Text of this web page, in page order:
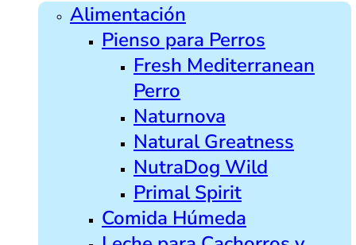
Alimentación
Pienso para Perros
Fresh Mediterranean
Perro
Naturnova
Natural Greatness
NutraDog Wild
Primal Spirit
Comida Húmeda